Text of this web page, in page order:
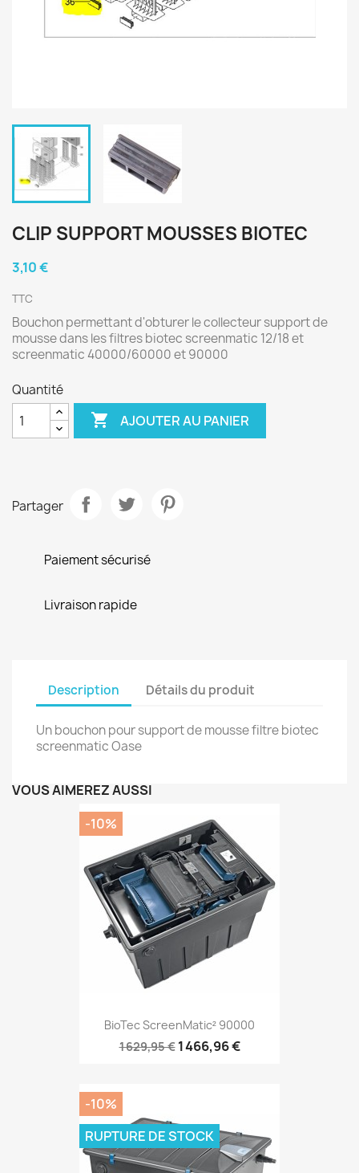
CLIP SUPPORT MOUSSES BIOTEC
3,10 €
TTC
Bouchon permettant d'obturer le collecteur support de
mousse dans les filtres biotec screenmatic 12/18 et
screenmatic 40000/60000 et 90000
Quantité
 AJOUTER AU PANIER
Partager
Paiement sécurisé
Livraison rapide
Description Détails du produit
Un bouchon pour support de mousse filtre biotec
screenmatic Oase
VOUS AIMEREZ AUSSI
BioTec ScreenMatic² 90000
1 629,95 € 1 466,96 €
-10%
-10%
RUPTURE DE STOCK